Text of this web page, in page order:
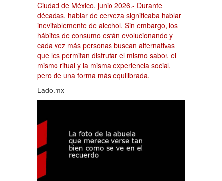
Ciudad de México, junio 2026.- Durante
décadas, hablar de cerveza significaba hablar
inevitablemente de alcohol. Sin embargo, los
hábitos de consumo están evolucionando y
cada vez más personas buscan alternativas
que les permitan disfrutar el mismo sabor, el
mismo ritual y la misma experiencia social,
pero de una forma más equilibrada.
Lado.mx